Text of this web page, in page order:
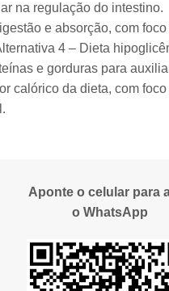
na regulação do intestino.
e absorção, com foco
4 – Dieta
e gorduras para
calórico da dieta, com foco
Aponte o celular para
o WhatsApp